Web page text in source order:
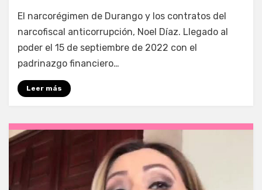
Fernando Miranda Servín
El narcorégimen de Durango y los contratos del
narcofiscal anticorrupción, Noel Díaz. Llegado al
poder el 15 de septiembre de 2022 con el
padrinazgo financiero…
Leer más